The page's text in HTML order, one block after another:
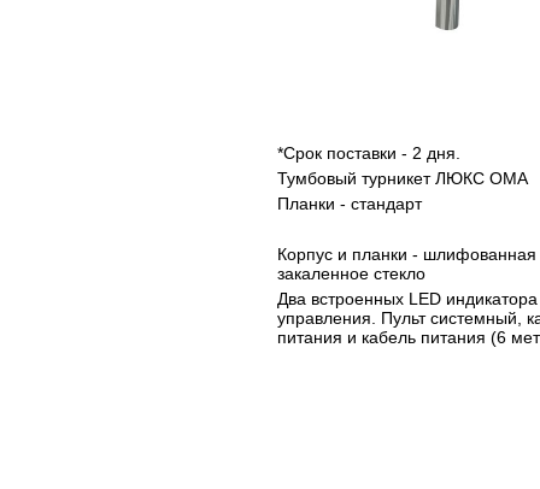
*Срок поставки - 2 дня.
Тумбовый турникет ЛЮКС ОМА
Планки - стандарт
Корпус и планки -
закаленное стекло
Два встроенных LED
управления. Пульт системный,
питания и кабель питания (6